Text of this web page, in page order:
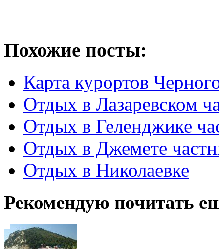
Похожие посты:
Карта курортов
Отдых в Лазаревском
Отдых в Геленджике
Отдых в Джемете
Отдых в Николаевке
Рекомендую почитать